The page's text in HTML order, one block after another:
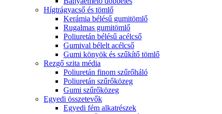
Hígtrágyacső és tömlő
Kerámia bélésű gumitömlő
Rugalmas gumitömlő
Poliuretán bélésű acélcső
Gumival bélelt acélcső
Gumi könyök és szűkítő tömlő
Rezgő szita média
Poliuretán finom szűrőháló
Poliuretán szűrőközeg
Gumi szűrőközeg
Egyedi összetevők
Egyedi fém alkatrészek